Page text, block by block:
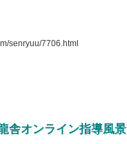
senryuu/7706.html
舎オンライン指導風景